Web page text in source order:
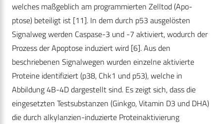
welches maßgeblich am programmierten Zelltod (Apo-
ptose) beteiligt ist [11]. In dem durch p53 ausgelösten
Signalweg werden Caspase-3 und -7 aktiviert, wodurch der
Prozess der Apoptose induziert wird [6]. Aus den
beschriebenen Signalwegen wurden einzelne aktivierte
Proteine identifiziert (p38, Chk1 und p53), welche in
Abbildung 4B-4D dargestellt sind. Es zeigt sich, dass die
eingesetzten Testsubstanzen (Ginkgo, Vitamin D3 und DHA)
die durch alkylanzien-induzierte Proteinaktivierung